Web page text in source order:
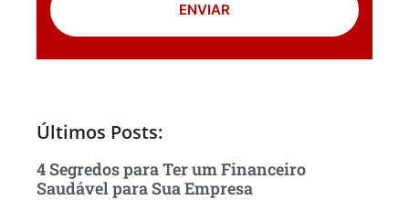
ENVIAR
Últimos Posts:
4 Segredos para Ter um Financeiro
Saudável para Sua Empresa